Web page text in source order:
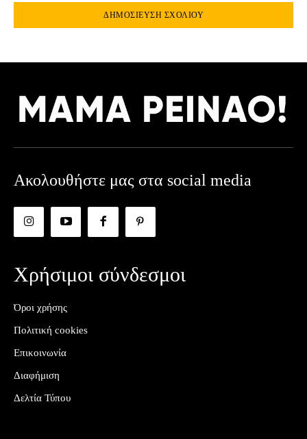
Ακολουθήστε μας στα social media
Χρήσιμοι σύνδεσμοι
Όροι χρήσης
Πολιτική cookies
Επικοινωνία
Διαφήμιση
Δελτία Τύπου